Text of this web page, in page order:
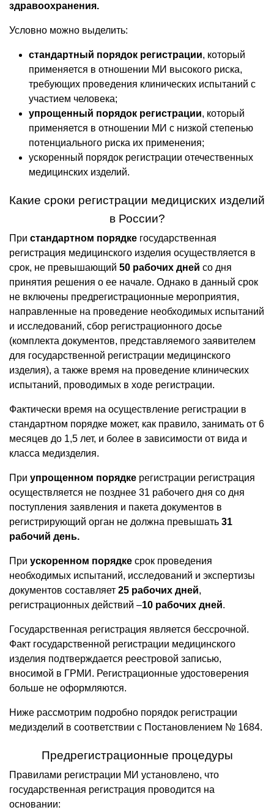
здравоохранения.
Условно можно выделить:
стандартный порядок регистрации, который
применяется в отношении МИ высокого риска,
требующих проведения клинических испытаний с
участием человека;
упрощенный порядок регистрации, который
применяется в отношении МИ с низкой степенью
потенциального риска их применения;
ускоренный порядок регистрации отечественных
медицинских изделий.
Какие сроки регистрации медициских изделий
в России?
При стандартном порядке государственная
регистрация медицинского изделия осуществляется в
срок, не превышающий 50 рабочих дней со дня
принятия решения о ее начале. Однако в данный срок
не включены предрегистрационные мероприятия,
направленные на проведение необходимых испытаний
и исследований, сбор регистрационного досье
(комплекта документов, представляемого заявителем
для государственной регистрации медицинского
изделия), а также время на проведение клинических
испытаний, проводимых в ходе регистрации.
Фактически время на осуществление регистрации в
стандартном порядке может, как правило, занимать от 6
месяцев до 1,5 лет, и более в зависимости от вида и
класса медизделия.
При упрощенном порядке регистрации регистрация
осуществляется не позднее 31 рабочего дня со дня
поступления заявления и пакета документов в
регистрирующий орган не должна превышать 31
рабочий день.
При ускоренном порядке срок проведения
необходимых испытаний, исследований и экспертизы
документов составляет 25 рабочих дней,
регистрационных действий –10 рабочих дней.
Государственная регистрация является бессрочной.
Факт государственной регистрации медицинского
изделия подтверждается реестровой записью,
вносимой в ГРМИ. Регистрационные удостоверения
больше не оформляются.
Ниже рассмотрим подробно порядок регистрации
медизделий в соответствии с Постановлением № 1684.
Предрегистрационные процедуры
Правилами регистрации МИ установлено, что
государственная регистрация проводится на
основании: